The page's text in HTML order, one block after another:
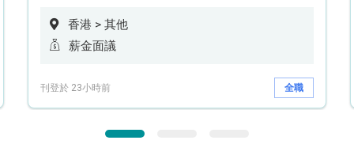
香港 > 其他
薪金面議
刊登於 23小時前 全職